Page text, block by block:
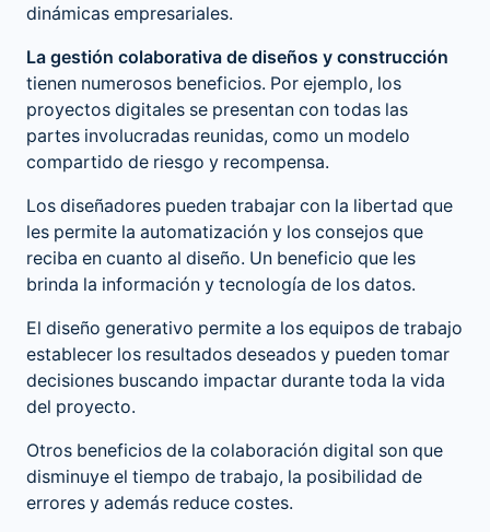
dinámicas empresariales.
La gestión colaborativa de diseños y construcción
tienen numerosos beneficios. Por ejemplo, los
proyectos digitales se presentan con todas las
partes involucradas reunidas, como un modelo
compartido de riesgo y recompensa.
Los diseñadores pueden trabajar con la libertad que
les permite la automatización y los consejos que
reciba en cuanto al diseño. Un beneficio que les
brinda la información y tecnología de los datos.
El diseño generativo permite a los equipos de trabajo
establecer los resultados deseados y pueden tomar
decisiones buscando impactar durante toda la vida
del proyecto.
Otros beneficios de la colaboración digital son que
disminuye el tiempo de trabajo, la posibilidad de
errores y además reduce costes.